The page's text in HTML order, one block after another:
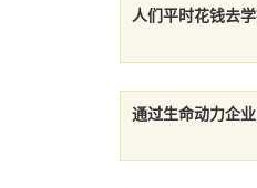
人们平时花钱去
通过生命动力企